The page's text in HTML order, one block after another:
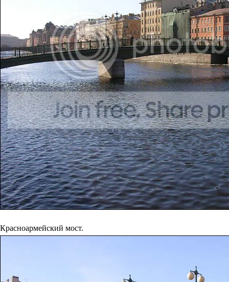
Красноармейский мост.